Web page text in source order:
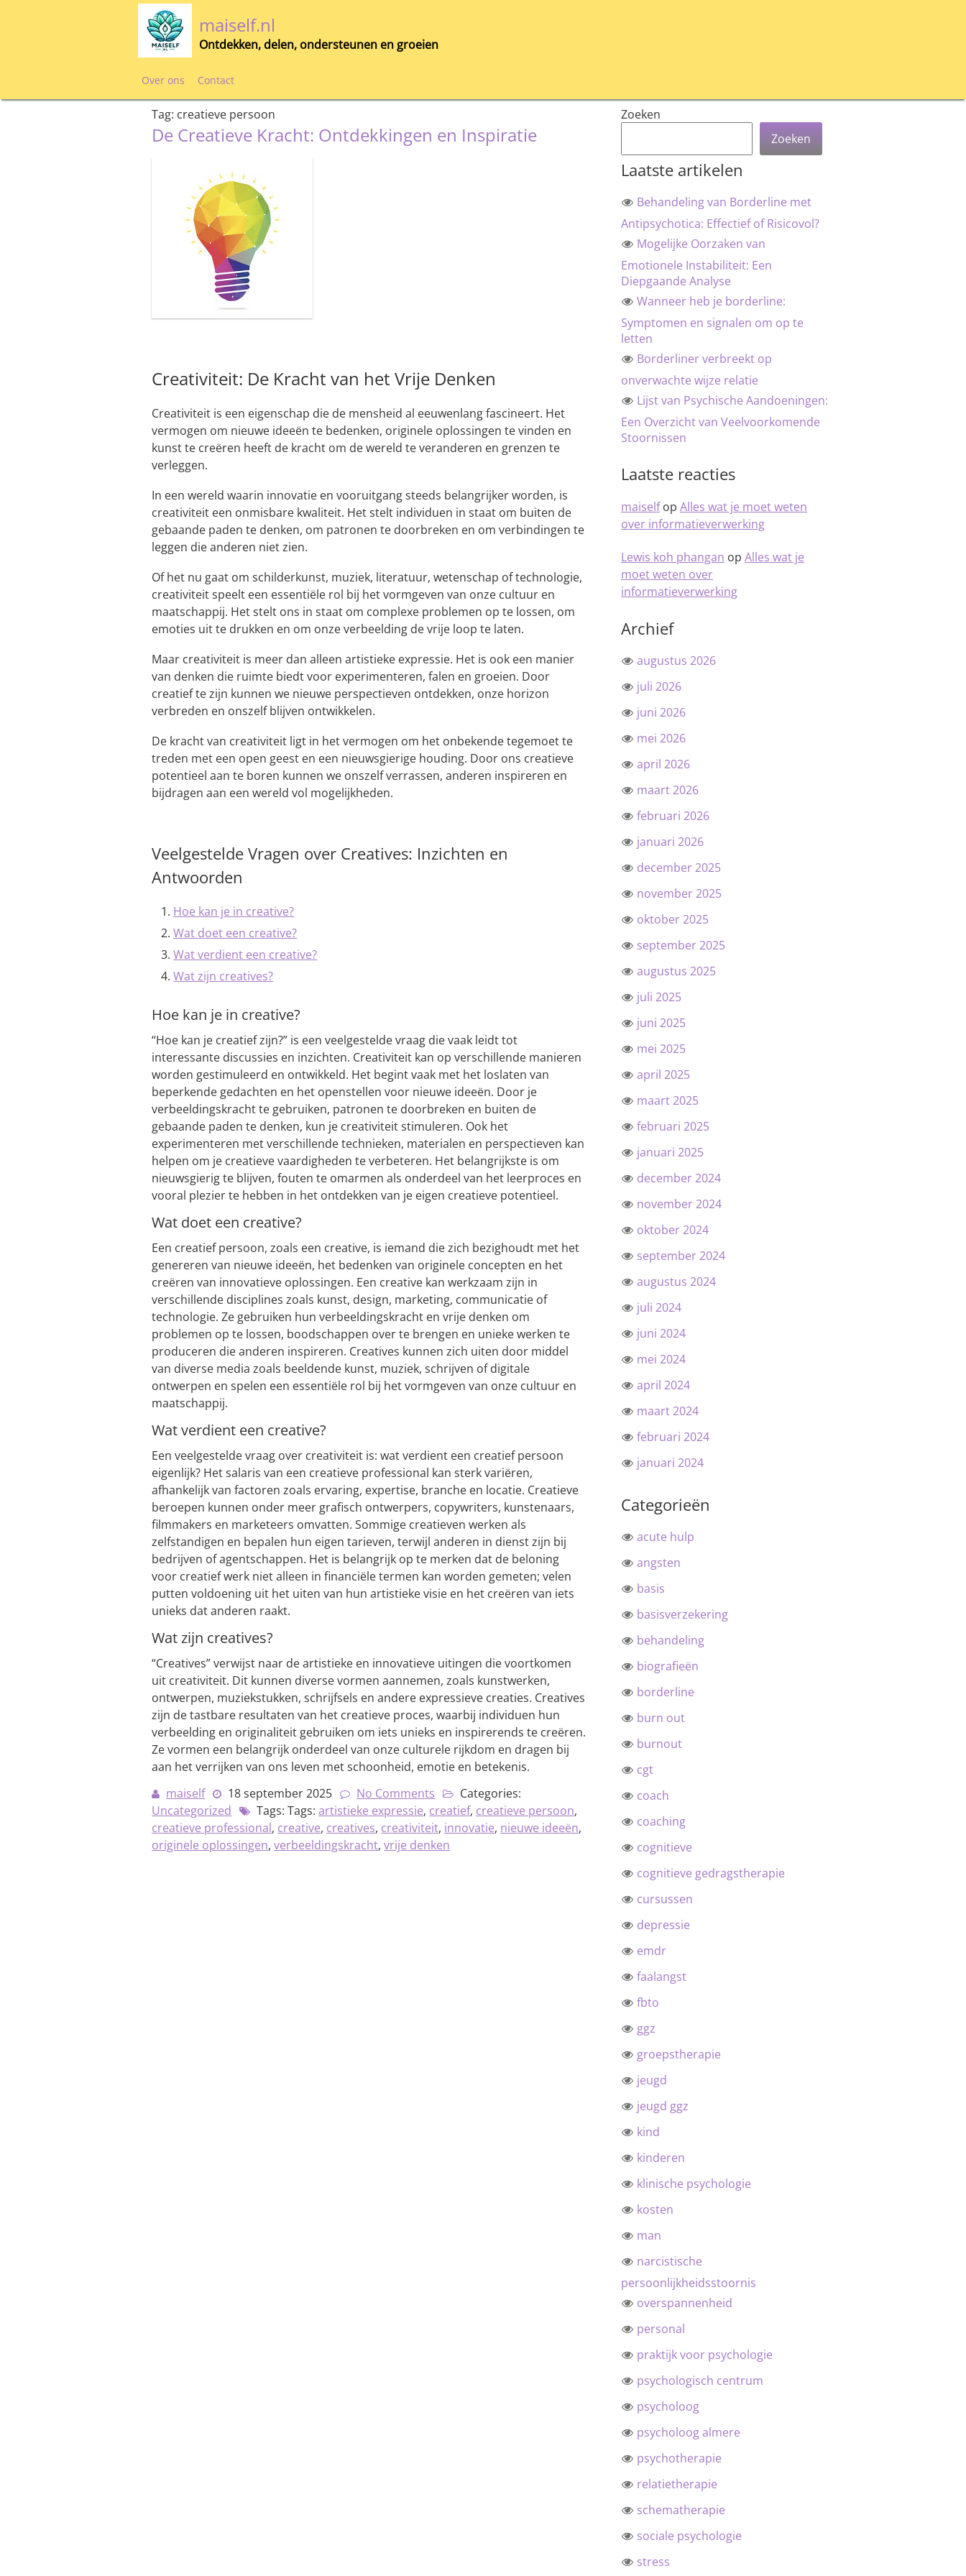
maiself.nl
Ontdekken, delen, ondersteunen en groeien
Over ons Contact
Tag: creatieve persoon
De Creatieve Kracht: Ontdekkingen en Inspiratie
Creativiteit: De Kracht van het Vrije Denken
Creativiteit is een eigenschap die de mensheid al eeuwenlang fascineert. Het
vermogen om nieuwe ideeën te bedenken, originele oplossingen te vinden en
kunst te creëren heeft de kracht om de wereld te veranderen en grenzen te
verleggen.
In een wereld waarin innovatie en vooruitgang steeds belangrijker worden, is
creativiteit een onmisbare kwaliteit. Het stelt individuen in staat om buiten de
gebaande paden te denken, om patronen te doorbreken en om verbindingen te
leggen die anderen niet zien.
Of het nu gaat om schilderkunst, muziek, literatuur, wetenschap of technologie,
creativiteit speelt een essentiële rol bij het vormgeven van onze cultuur en
maatschappij. Het stelt ons in staat om complexe problemen op te lossen, om
emoties uit te drukken en om onze verbeelding de vrije loop te laten.
Maar creativiteit is meer dan alleen artistieke expressie. Het is ook een manier
van denken die ruimte biedt voor experimenteren, falen en groeien. Door
creatief te zijn kunnen we nieuwe perspectieven ontdekken, onze horizon
verbreden en onszelf blijven ontwikkelen.
De kracht van creativiteit ligt in het vermogen om het onbekende tegemoet te
treden met een open geest en een nieuwsgierige houding. Door ons creatieve
potentieel aan te boren kunnen we onszelf verrassen, anderen inspireren en
bijdragen aan een wereld vol mogelijkheden.
Veelgestelde Vragen over Creatives: Inzichten en
Antwoorden
Hoe kan je in creative?
Wat doet een creative?
Wat verdient een creative?
Wat zijn creatives?
Hoe kan je in creative?
“Hoe kan je creatief zijn?” is een veelgestelde vraag die vaak leidt tot
interessante discussies en inzichten. Creativiteit kan op verschillende manieren
worden gestimuleerd en ontwikkeld. Het begint vaak met het loslaten van
beperkende gedachten en het openstellen voor nieuwe ideeën. Door je
verbeeldingskracht te gebruiken, patronen te doorbreken en buiten de
gebaande paden te denken, kun je creativiteit stimuleren. Ook het
experimenteren met verschillende technieken, materialen en perspectieven kan
helpen om je creatieve vaardigheden te verbeteren. Het belangrijkste is om
nieuwsgierig te blijven, fouten te omarmen als onderdeel van het leerproces en
vooral plezier te hebben in het ontdekken van je eigen creatieve potentieel.
Wat doet een creative?
Een creatief persoon, zoals een creative, is iemand die zich bezighoudt met het
genereren van nieuwe ideeën, het bedenken van originele concepten en het
creëren van innovatieve oplossingen. Een creative kan werkzaam zijn in
verschillende disciplines zoals kunst, design, marketing, communicatie of
technologie. Ze gebruiken hun verbeeldingskracht en vrije denken om
problemen op te lossen, boodschappen over te brengen en unieke werken te
produceren die anderen inspireren. Creatives kunnen zich uiten door middel
van diverse media zoals beeldende kunst, muziek, schrijven of digitale
ontwerpen en spelen een essentiële rol bij het vormgeven van onze cultuur en
maatschappij.
Wat verdient een creative?
Een veelgestelde vraag over creativiteit is: wat verdient een creatief persoon
eigenlijk? Het salaris van een creatieve professional kan sterk variëren,
afhankelijk van factoren zoals ervaring, expertise, branche en locatie. Creatieve
beroepen kunnen onder meer grafisch ontwerpers, copywriters, kunstenaars,
filmmakers en marketeers omvatten. Sommige creatieven werken als
zelfstandigen en bepalen hun eigen tarieven, terwijl anderen in dienst zijn bij
bedrijven of agentschappen. Het is belangrijk op te merken dat de beloning
voor creatief werk niet alleen in financiële termen kan worden gemeten; velen
putten voldoening uit het uiten van hun artistieke visie en het creëren van iets
unieks dat anderen raakt.
Wat zijn creatives?
“Creatives” verwijst naar de artistieke en innovatieve uitingen die voortkomen
uit creativiteit. Dit kunnen diverse vormen aannemen, zoals kunstwerken,
ontwerpen, muziekstukken, schrijfsels en andere expressieve creaties. Creatives
zijn de tastbare resultaten van het creatieve proces, waarbij individuen hun
verbeelding en originaliteit gebruiken om iets unieks en inspirerends te creëren.
Ze vormen een belangrijk onderdeel van onze culturele rijkdom en dragen bij
aan het verrijken van ons leven met schoonheid, emotie en betekenis.
maiself
18 september 2025 No Comments
Categories:
Uncategorized
Tags: Tags:artistieke expressie, creatief, creatieve persoon,
creatieve professional, creative, creatives, creativiteit, innovatie, nieuwe ideeën,
originele oplossingen,verbeeldingskracht,vrije denken
Zoeken
Zoeken
Laatste artikelen
Behandeling van Borderline met
Antipsychotica: Effectief of Risicovol?
Mogelijke Oorzaken van
Emotionele Instabiliteit: Een
Diepgaande Analyse
Wanneer heb je borderline:
Symptomen en signalen om op te
letten
Borderliner verbreekt op
onverwachte wijze relatie
Lijst van Psychische Aandoeningen:
Een Overzicht van Veelvoorkomende
Stoornissen
Laatste reacties
maiselfop Alles wat je moet weten
over informatieverwerking
Lewis koh phangan op Alles wat je
moet weten over
informatieverwerking
Archief
augustus 2026
juli 2026
juni 2026
mei 2026
april 2026
maart 2026
februari 2026
januari 2026
december 2025
november 2025
oktober 2025
september 2025
augustus 2025
juli 2025
juni 2025
mei 2025
april 2025
maart 2025
februari 2025
januari 2025
december 2024
november 2024
oktober 2024
september 2024
augustus 2024
juli 2024
juni 2024
mei 2024
april 2024
maart 2024
februari 2024
januari 2024
Categorieën
acute hulp
angsten
basis
basisverzekering
behandeling
biografieën
borderline
burn out
burnout
cgt
coach
coaching
cognitieve
cognitieve gedragstherapie
cursussen
depressie
emdr
faalangst
fbto
ggz
groepstherapie
jeugd
jeugd ggz
kind
kinderen
klinische psychologie
kosten
man
narcistische
persoonlijkheidsstoornis
overspannenheid
personal
praktijk voor psychologie
psychologisch centrum
psycholoog
psycholoog almere
psychotherapie
relatietherapie
schematherapie
sociale psychologie
stress